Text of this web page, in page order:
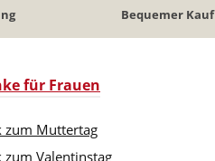
Bequemer Kauf
für Frauen
zum Muttertag
zum Valentinstag